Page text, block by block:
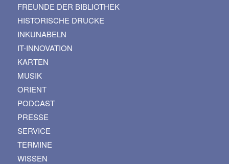
FREUNDE DER BIBLIOTHEK
HISTORISCHE DRUCKE
INKUNABELN
IT-INNOVATION
KARTEN
MUSIK
ORIENT
PODCAST
PRESSE
SERVICE
TERMINE
WISSEN